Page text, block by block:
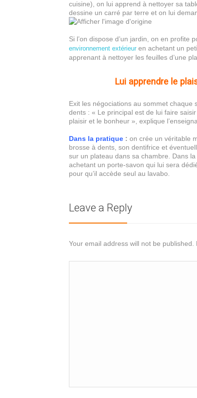
cuisine), on lui apprend à nettoyer sa
dessine un carré par terre et on lui
Si l’on dispose d’un jardin, on en profite
environnement extérieur en achetant un
apprenant à nettoyer les feuilles d’une
Lui apprendre le
Exit les négociations au sommet chaque
dents : « Le principal est de lui faire
plaisir et le bonheur », explique
Dans la pratique : on crée un véritable
brosse à dents, son dentifrice et
sur un plateau dans sa chambre. Dans
achetant un porte-savon qui lui sera
pour qu’il accède seul au lavabo.
Leave a Reply
Your email address will not be